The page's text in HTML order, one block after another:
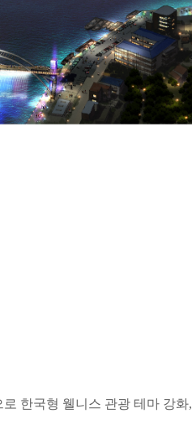
한국형 웰니스 관광 테마 강